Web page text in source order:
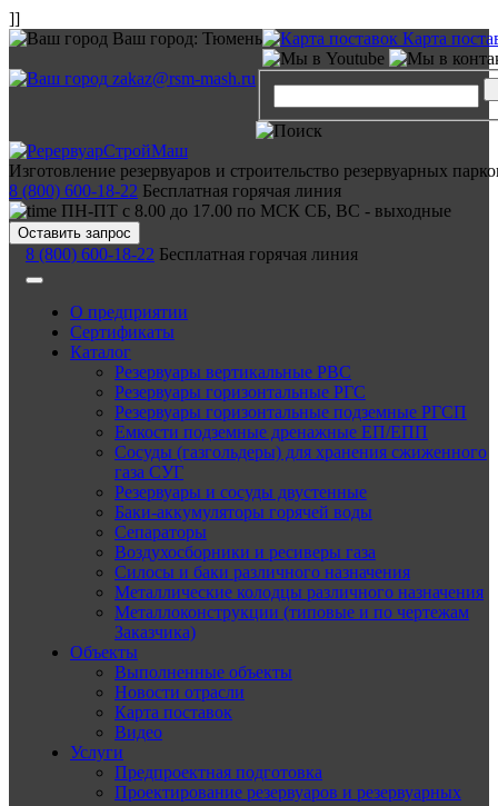
]]
Ваш город: Тюмень Карта
zakaz@rsm-mash.ru
Изготовление резервуаров и строительство резервуарных
8 (800) 600-18-22 Бесплатная горячая линия
ПН-ПТ с 8.00 до 17.00 по МСК СБ, ВС - выходные
Оставить запрос
8 (800) 600-18-22 Бесплатная горячая линия
О предприятии
Сертификаты
Каталог
Резервуары вертикальные РВС
Резервуары горизонтальные РГС
Резервуары горизонтальные подземные РГСП
Емкости подземные дренажные ЕП/ЕПП
Сосуды (газгольдеры) для хранения сжиженного
газа СУГ
Резервуары и сосуды двустенные
Баки-аккумуляторы горячей воды
Сепараторы
Воздухосборники и ресиверы газа
Силосы и баки различного назначения
Металлические колодцы различного назначения
Металлоконструкции (типовые и по чертежам
Заказчика)
Объекты
Выполненные объекты
Новости отрасли
Карта поставок
Видео
Услуги
Предпроектная подготовка
Проектирование резервуаров и резервуарных